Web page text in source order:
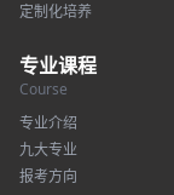
定制化培养
专业课程
Course
专业介绍
九大专业
报考方向